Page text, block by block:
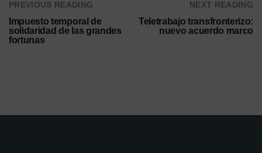
PREVIOUS READING
Impuesto temporal de
solidaridad de las grandes
fortunas
NEXT READING
Teletrabajo transfronterizo:
nuevo acuerdo marco